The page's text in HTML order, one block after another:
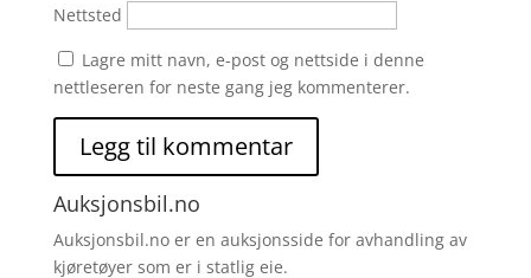
Nettsted
Lagre mitt navn, e-post og nettside i denne
nettleseren for neste gang jeg kommenterer.
Auksjonsbil.no
Auksjonsbil.no er en auksjonsside for avhandling av
kjøretøyer som er i statlig eie.